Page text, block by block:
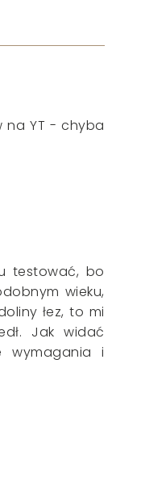
na YT - chyba
testować, bo
wieku,
łez, to mi
Jak widać
wymagania i